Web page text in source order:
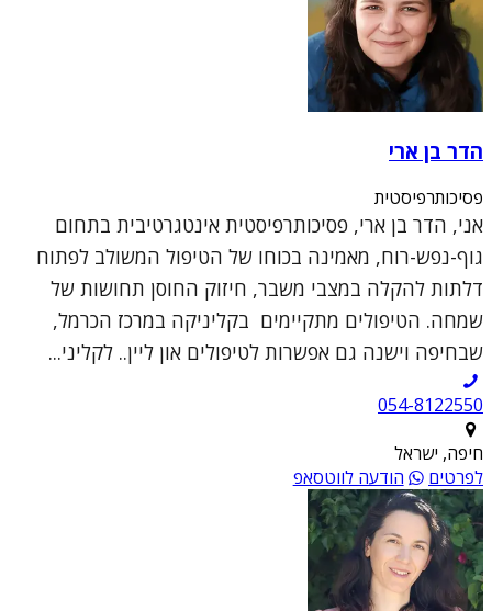
הדר בן ארי
פסיכותרפיסטית
אני, הדר בן ארי, פסיכותרפיסטית אינטגרטיבית בתחום
גוף-נפש-רוח, מאמינה בכוחו של הטיפול המשולב לפתוח
דלתות להקלה במצבי משבר, חיזוק החוסן תחושות של
שמחה. הטיפולים מתקיימים בקליניקה במרכז הכרמל,
שבחיפה וישנה גם אפשרות לטיפולים און ליין.. לקליני...
054-8122550
חיפה, ישראל
לפרטים
הודעה לווטסאפ